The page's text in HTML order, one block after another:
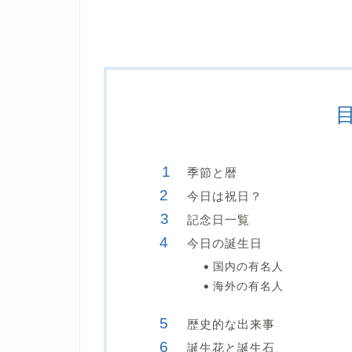
季節と暦
今日は祝日？
記念日一覧
今日の誕生日
国内の有名人
海外の有名人
歴史的な出来事
誕生花と誕生石